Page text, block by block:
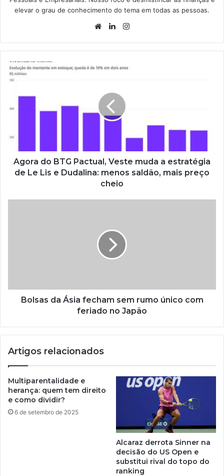
elevar o grau de conhecimento do tema em todas as pessoas.
WebsiteLinkedin
Agora do BTG Pactual, Veste muda a estratégia
de Le Lis e Dudalina: menos saldão, mais preço
cheio
Bolsas da Ásia fecham sem rumo único com
feriado no Japão
Artigos relacionados
Multiparentalidade e
herança: quem tem direito
e como dividir?
6 de setembro de 2025
Alcaraz derrota Sinner na
decisão do US Open e
substitui rival do topo do
ranking